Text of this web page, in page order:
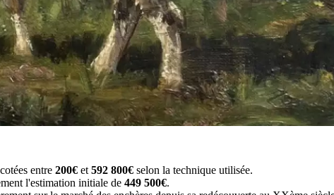
entre 200€ et 592 800€ selon la technique utilisée.
l'estimation initiale de 449 500€.